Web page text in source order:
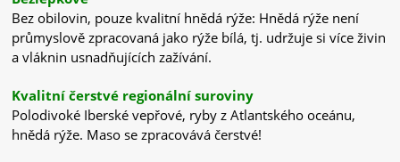
Bez obilovin, pouze kvalitní hnědá rýže: Hnědá rýže není
průmyslově zpracovaná jako rýže bílá, tj. udržuje si více živin
a vláknin usnadňujících zažívání.
Kvalitní čerstvé regionální suroviny
Polodivoké Iberské vepřové, ryby z Atlantského oceánu,
hnědá rýže. Maso se zpracovává čerstvé!